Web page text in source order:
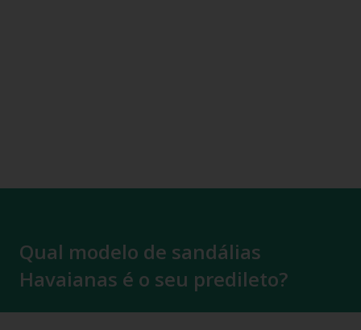
Qual modelo de sandálias
Havaianas é o seu predileto?